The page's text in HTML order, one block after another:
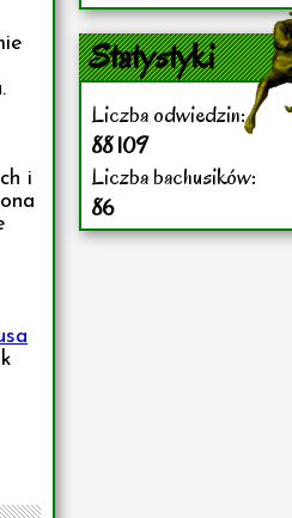
Statystyki
Liczba odwiedzin:
88 109
Liczba bachusików:
86
i